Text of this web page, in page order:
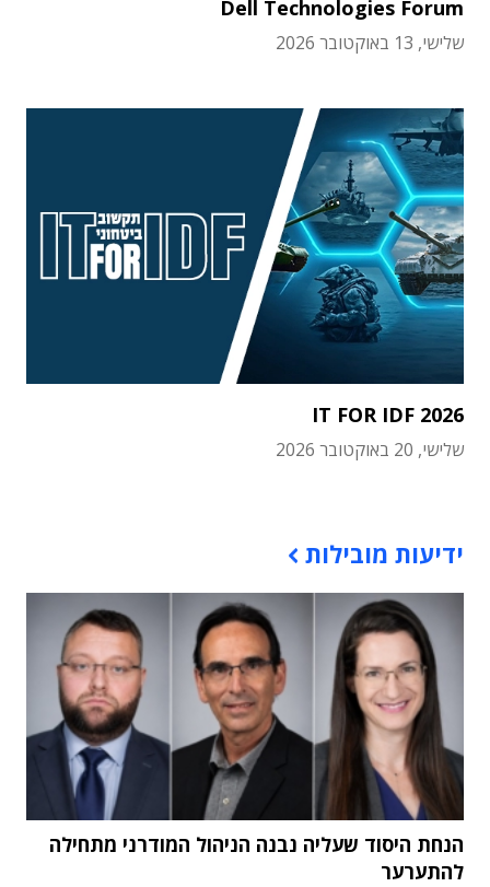
Dell Technologies Forum
שלישי, 13 באוקטובר 2026
IT FOR IDF 2026
שלישי, 20 באוקטובר 2026
ידיעות מובילות
הנחת היסוד שעליה נבנה הניהול המודרני מתחילה
להתערער